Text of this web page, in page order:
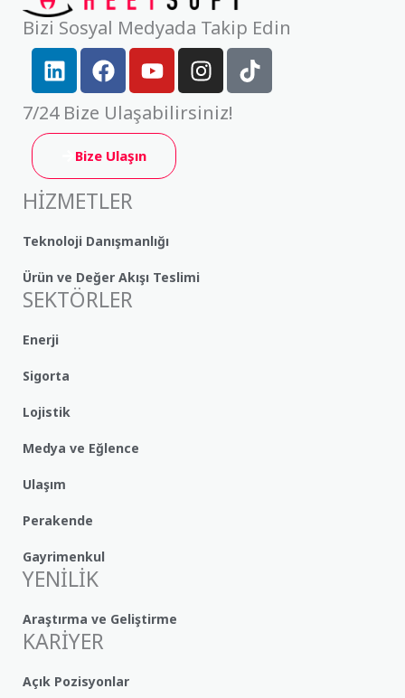
Bizi Sosyal Medyada Takip Edin
L
i
n
k
d
i
n
F
a
c
e
b
o
o
k
Y
o
u
t
b
I
n
s
t
T
i
k
7/24 Bize Ulaşabilirsiniz!
Bize Ulaşın
HİZMETLER
Teknoloji Danışmanlığı
Ürün ve Değer Akışı Teslimi
SEKTÖRLER
Enerji
Sigorta
Lojistik
Medya ve Eğlence
Ulaşım
Perakende
Gayrimenkul
YENİLİK
Araştırma ve Geliştirme
KARİYER
Açık Pozisyonlar